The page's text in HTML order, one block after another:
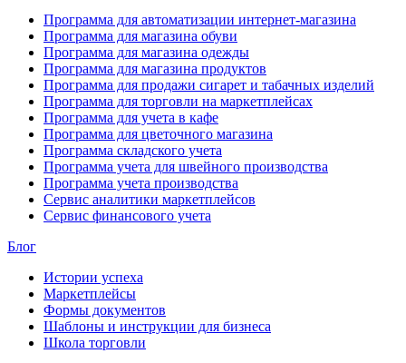
Программа для автоматизации интернет-магазина
Программа для магазина обуви
Программа для магазина одежды
Программа для магазина продуктов
Программа для продажи сигарет и табачных изделий
Программа для торговли на маркетплейсах
Программа для учета в кафе
Программа для цветочного магазина
Программа складского учета
Программа учета для швейного производства
Программа учета производства
Сервис аналитики маркетплейсов
Сервис финансового учета
Блог
Истории успеха
Маркетплейсы
Формы документов
Шаблоны и инструкции для бизнеса
Школа торговли